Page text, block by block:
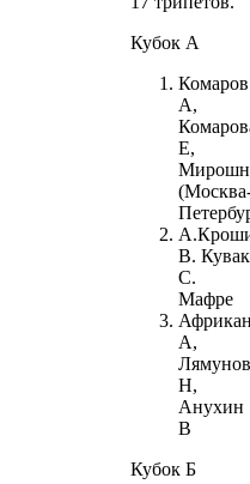
Кубок А
Комаров
А,
Е,
В.
С.
Мафре
А,
Лямунов
Н,
Анухин
В
Кубок Б